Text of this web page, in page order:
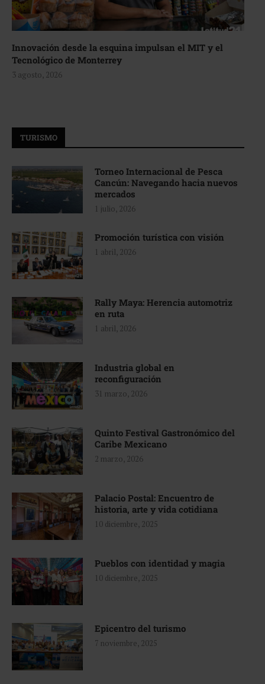
Innovación desde la esquina impulsan el MIT y el
Tecnológico de Monterrey
3 agosto, 2026
TURISMO
Torneo Internacional de Pesca
Cancún: Navegando hacia nuevos
mercados
1 julio, 2026
Promoción turística con visión
1 abril, 2026
Rally Maya: Herencia automotriz
en ruta
1 abril, 2026
Industria global en
reconfiguración
31 marzo, 2026
Quinto Festival Gastronómico del
Caribe Mexicano
2 marzo, 2026
Palacio Postal: Encuentro de
historia, arte y vida cotidiana
10 diciembre, 2025
Pueblos con identidad y magia
10 diciembre, 2025
Epicentro del turismo
7 noviembre, 2025